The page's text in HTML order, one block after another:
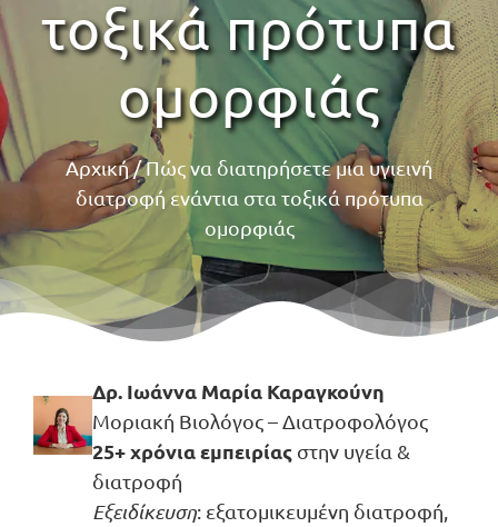
τοξικά πρότυπα
ομορφιάς
Αρχική/Πώς να διατηρήσετε μια υγιεινή
διατροφή ενάντια στα τοξικά πρότυπα
ομορφιάς
Δρ. Ιωάννα Μαρία Καραγκούνη
Μοριακή Βιολόγος – Διατροφολόγος
25+ χρόνια εμπειρίας στην υγεία &
διατροφή
Εξειδίκευση: εξατομικευμένη διατροφή,